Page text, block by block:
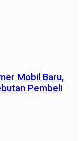
Mobil Baru,
Pembeli